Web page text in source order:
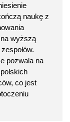
naukę z
na wyższą
pozwala na
co jest